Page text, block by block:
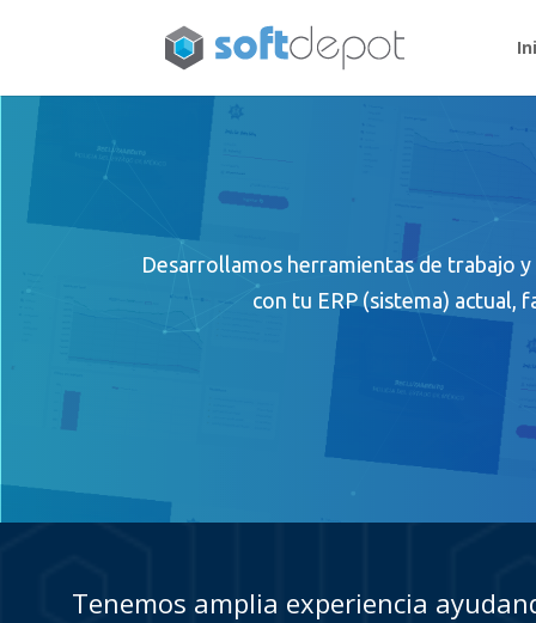
Desarrollamos herramientas de trabajo
con tu ERP (sistema) actual,
Tenemos amplia experiencia